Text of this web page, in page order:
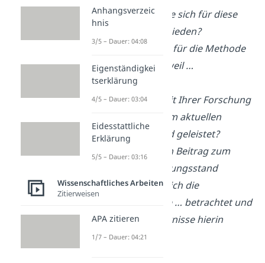
Warum haben Sie sich für diese
Methodik entschieden?
→ Ich habe mich für die Methode
… entschieden, weil …
Wie haben Sie mit Ihrer Forschung
einen Beitrag zum aktuellen
Forschungsstand geleistet?
→ Ich habe einen Beitrag zum
aktuellen Forschungsstand
geleistet, indem ich die
Forschungslücke … betrachtet und
wichtige Erkenntnisse hierin
gewonnen habe.
Anhangsverzeic
hnis
3/5 – Dauer: 04:08
Eigenständigkei
tserklärung
4/5 – Dauer: 03:04
Eidesstattliche
Erklärung
5/5 – Dauer: 03:16
Wissenschaftliches Arbeiten
Zitierweisen
APA zitieren
1/7 – Dauer: 04:21